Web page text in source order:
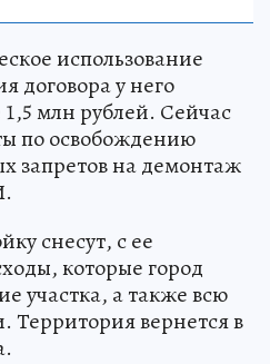
использование
договора у него
млн рублей. Сейчас
по освобождению
запретов на демонтаж
снесут, с ее
которые город
участка, а также всю
Территория вернется в